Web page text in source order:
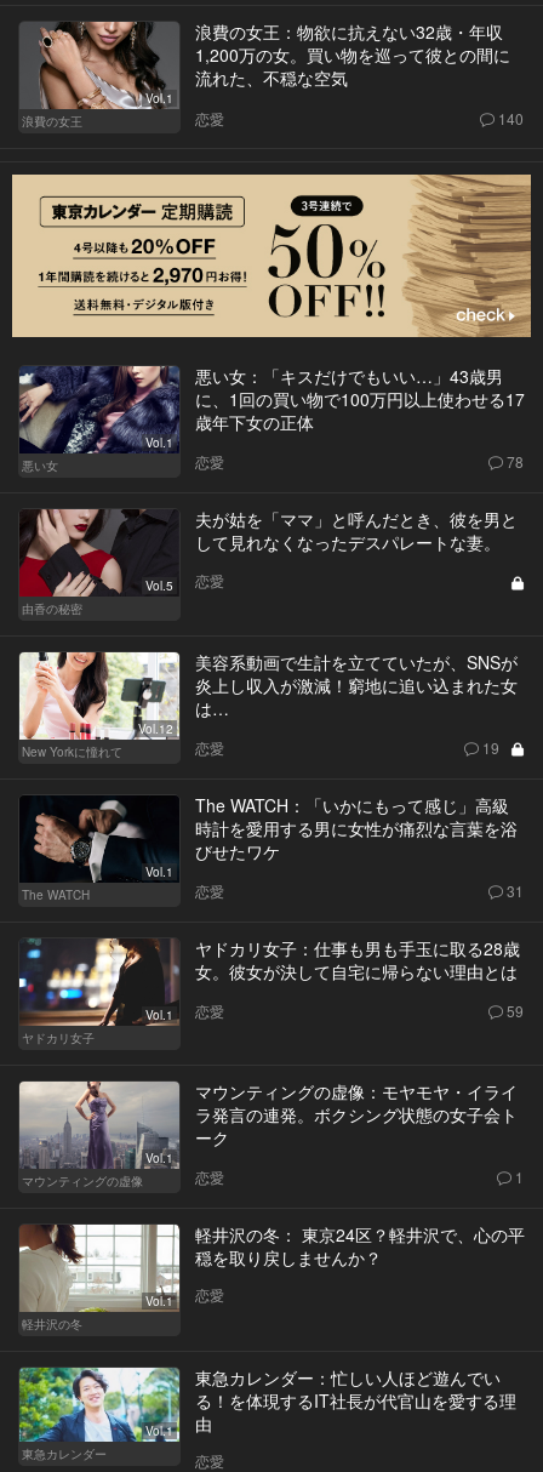
Vol.1
浪費の女王
浪費の女王：物欲に抗えない32歳・年収
1,200万の女。買い物を巡って彼との間に
流れた、不穏な空気
恋愛 140
Vol.1
悪い女
悪い女：「キスだけでもいい…」43歳男
に、1回の買い物で100万円以上使わせる17
歳年下女の正体
恋愛 78
Vol.5
由香の秘密
夫が姑を「ママ」と呼んだとき、彼を男と
して見れなくなったデスパレートな妻。
恋愛
Vol.12
New Yorkに憧れて
美容系動画で生計を立てていたが、SNSが
炎上し収入が激減！窮地に追い込まれた女
は…
恋愛 19
Vol.1
The WATCH
The WATCH：「いかにもって感じ」高級
時計を愛用する男に女性が痛烈な言葉を浴
びせたワケ
恋愛 31
Vol.1
ヤドカリ女子
ヤドカリ女子：仕事も男も手玉に取る28歳
女。彼女が決して自宅に帰らない理由とは
恋愛 59
Vol.1
マウンティングの虚像
マウンティングの虚像：モヤモヤ・イライ
ラ発言の連発。ボクシング状態の女子会ト
ーク
恋愛 1
Vol.1
軽井沢の冬
軽井沢の冬： 東京24区？軽井沢で、心の平
穏を取り戻しませんか？
恋愛
Vol.1
東急カレンダー
東急カレンダー：忙しい人ほど遊んでい
る！を体現するIT社長が代官山を愛する理
由
恋愛